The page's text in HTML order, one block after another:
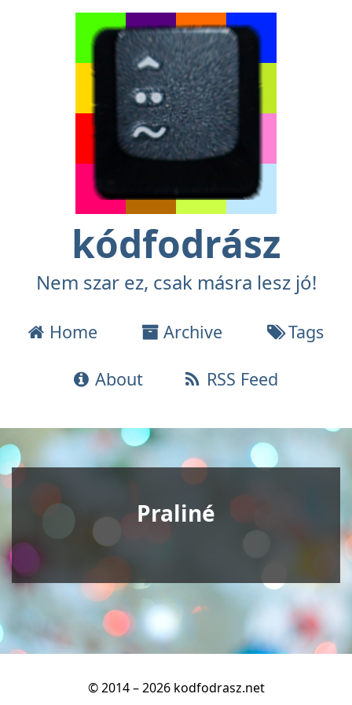
kódfodrász
Nem szar ez, csak másra lesz jó!
Home Archive Tags
About RSS Feed
Praliné
© 2014 – 2026 kodfodrasz.net